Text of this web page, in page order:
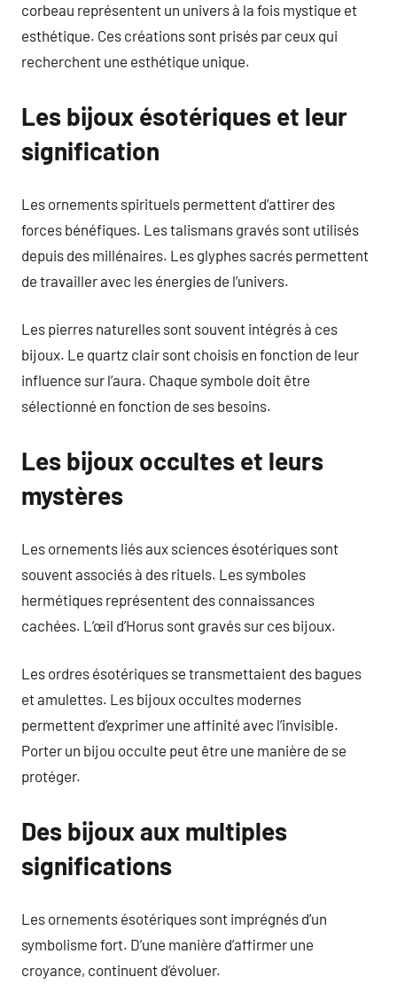
corbeau représentent un univers à la fois mystique et
esthétique. Ces créations sont prisés par ceux qui
recherchent une esthétique unique.
Les bijoux ésotériques et leur
signification
Les ornements spirituels permettent d’attirer des
forces bénéfiques. Les talismans gravés sont utilisés
depuis des millénaires. Les glyphes sacrés permettent
de travailler avec les énergies de l’univers.
Les pierres naturelles sont souvent intégrés à ces
bijoux. Le quartz clair sont choisis en fonction de leur
influence sur l’aura. Chaque symbole doit être
sélectionné en fonction de ses besoins.
Les bijoux occultes et leurs
mystères
Les ornements liés aux sciences ésotériques sont
souvent associés à des rituels. Les symboles
hermétiques représentent des connaissances
cachées. L’œil d’Horus sont gravés sur ces bijoux.
Les ordres ésotériques se transmettaient des bagues
et amulettes. Les bijoux occultes modernes
permettent d’exprimer une affinité avec l’invisible.
Porter un bijou occulte peut être une manière de se
protéger.
Des bijoux aux multiples
significations
Les ornements ésotériques sont imprégnés d’un
symbolisme fort. D’une manière d’affirmer une
croyance, continuent d’évoluer.